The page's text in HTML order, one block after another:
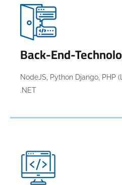
Back-End-
NodeJS, Python Django, PHP
.NET